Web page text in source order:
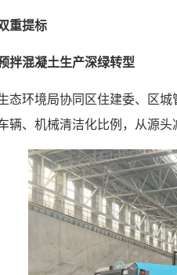
重提标
拌混凝土生产深绿转型
态环境局协同区住建委、区
辆、机械清洁化比例，从源